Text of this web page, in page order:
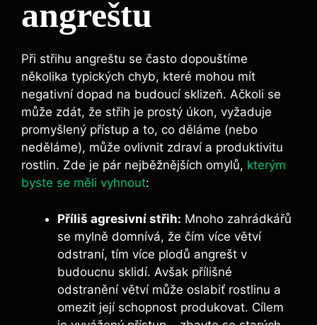
angreštu
Při střihu angreštu se často dopouštíme
několika typických chyb, které mohou mít
negativní dopad na budoucí sklizeň. Ačkoli se
může zdát, že střih je prostý úkon, vyžaduje
promyšlený přístup a to, co děláme (nebo
neděláme), může ovlivnit zdraví a produktivitu
rostlin. Zde je pár nejběžnějších omylů, kterým
byste se měli vyhnout:
Příliš agresivní střih: Mnoho zahrádkářů
se mylně domnívá, že čím více větví
odstraní, tím více plodů angrešt v
budoucnu sklidí. Avšak přílišné
odstranění větví může oslabiť rostlinu a
omezit její schopnost produkovat. Cílem